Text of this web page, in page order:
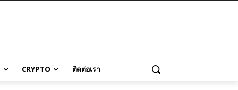
CRYPTO ติดต่อเรา